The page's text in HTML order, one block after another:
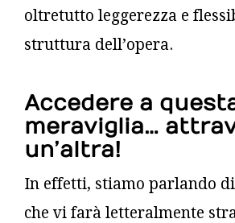
oltretutto leggerezza e
struttura dell’opera.
Accedere a
meraviglia…
un’altra!
In effetti, stiamo parlando
che vi farà letteralmente